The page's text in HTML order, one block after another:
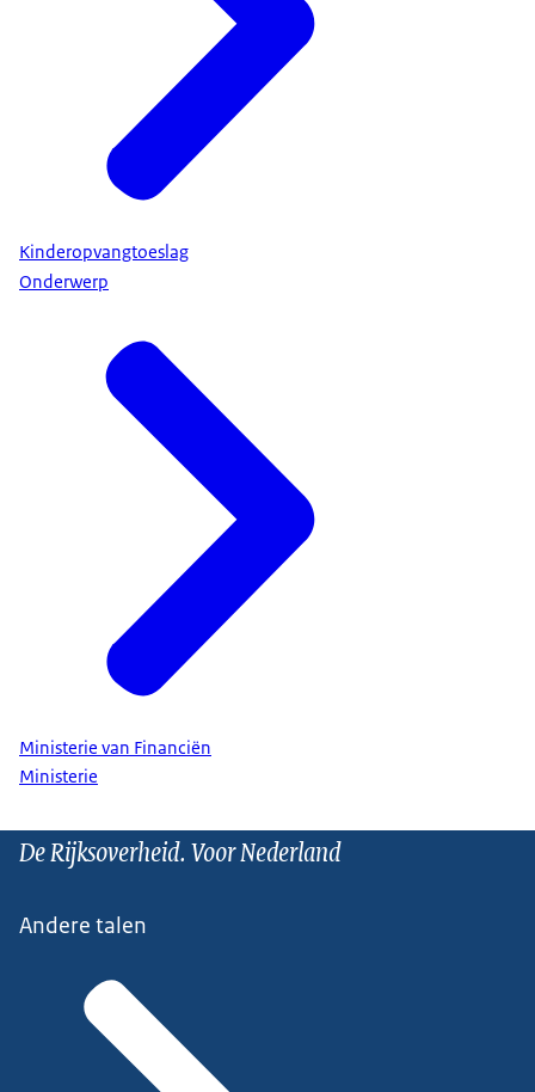
Kinderopvangtoeslag
Onderwerp
Ministerie van Financiën
Ministerie
De Rijksoverheid. Voor Nederland
Andere talen